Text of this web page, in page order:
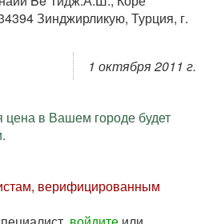
Зинджирликую, Турция, г.
1 октября 2011 г.
в Вашем городе будет
верифицированным